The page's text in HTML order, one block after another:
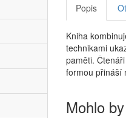
Popis
Kniha
technikami
paměti.
formou přináší
Mohlo